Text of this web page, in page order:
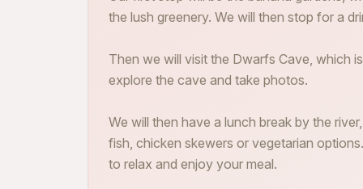
the lush greenery. We will then stop for a
Then we will visit the Dwarfs Cave, which
explore the cave and take photos.
We will then have a lunch break by the
fish, chicken skewers or vegetarian
to relax and enjoy your meal.